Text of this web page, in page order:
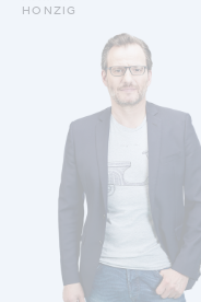
DETAILS ANZEIGEN
HONZIG